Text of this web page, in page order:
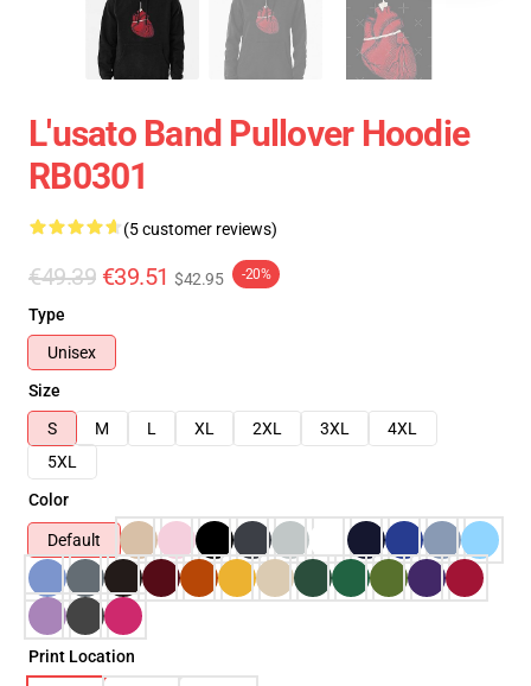
L'usato Band Pullover Hoodie
RB0301
(5 customer reviews)
€49.39 €39.51 $42.95 -20%
Type
Unisex
Size
S
M L XL 2XL 3XL
4XL
5XL
Color
Default
Print Location